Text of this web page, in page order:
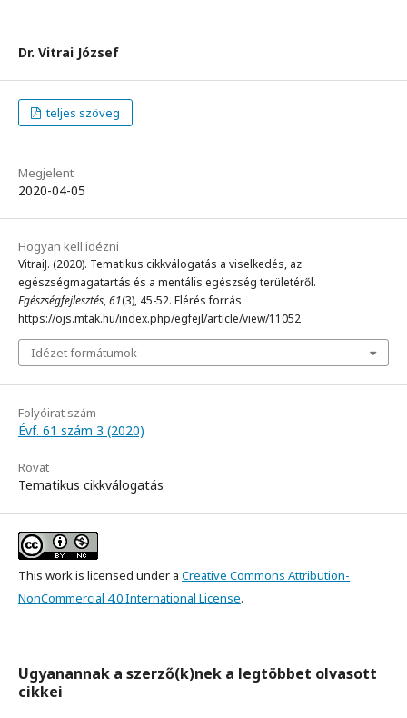
Dr. Vitrai József
teljes szöveg
Megjelent
2020-04-05
Hogyan kell idézni
VitraiJ. (2020). Tematikus cikkválogatás a viselkedés, az
egészségmagatartás és a mentális egészség területéről.
Egészségfejlesztés,61(3), 45-52. Elérés forrás
https://ojs.mtak.hu/index.php/egfejl/article/view/11052
Idézet formátumok
Folyóirat szám
Évf. 61 szám 3 (2020)
Rovat
Tematikus cikkválogatás
This work is licensed under a Creative Commons Attribution-
NonCommercial 4.0 International License.
Ugyanannak a szerző(k)nek a legtöbbet olvasott
cikkei